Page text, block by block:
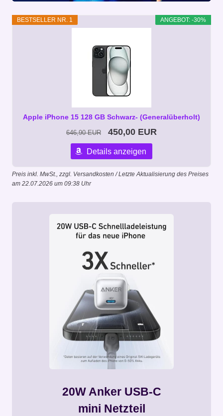
ANGEBOT: -30%
BESTSELLER NR. 1
Apple iPhone 15 128 GB Schwarz- (Generalüberholt)
646,90 EUR 450,00 EUR
Details anzeigen
Preis inkl. MwSt., zzgl. Versandkosten / Letzte Aktualisierung des Preises
am 22.07.2026 um 09:38 Uhr
20W Anker USB-C
mini Netzteil